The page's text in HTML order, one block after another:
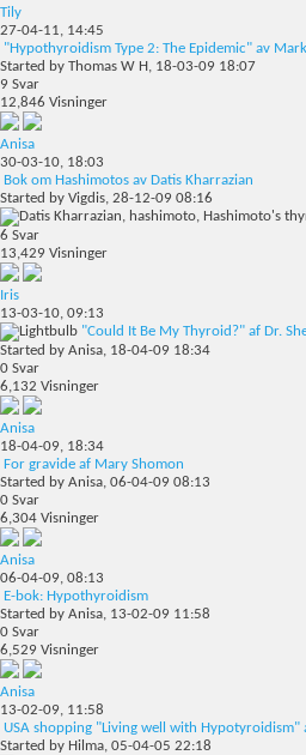
Tily
27-04-11, 14:45
"Hypothyroidism Type 2: The Epidemic" av
Started by Thomas W H, 18-03-09 18:07
9 Svar
12,846 Visninger
Anisa
30-03-10, 18:03
Bok om Hashimotos av Datis Kharrazian
Started by Vigdis, 28-12-09 08:16
6 Svar
13,429 Visninger
Iris
13-03-10, 09:13
"Could It Be My Thyroid?" af Dr.
Started by Anisa, 18-04-09 18:34
0 Svar
6,132 Visninger
Anisa
18-04-09, 18:34
For gravide af Mary Shomon
Started by Anisa, 06-04-09 08:13
0 Svar
6,304 Visninger
Anisa
06-04-09, 08:13
E-bok: Hypothyroidism
Started by Anisa, 13-02-09 11:58
0 Svar
6,529 Visninger
Anisa
13-02-09, 11:58
USA shopping "Living well with Hypotyroidism"
Started by Hilma, 05-04-05 22:18